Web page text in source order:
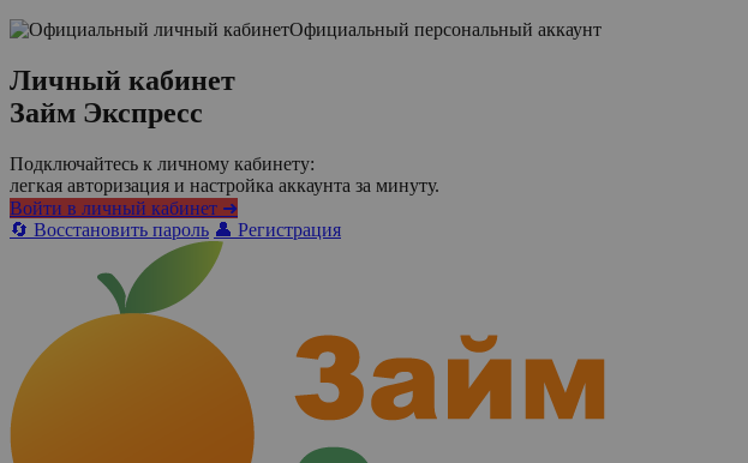
Официальный персональный аккаунт
Личный кабинет
Займ Экспресс
Подключайтесь к личному кабинету:
легкая авторизация и настройка аккаунта за минуту.
Войти в личный кабинет ➜
🔄 Восстановить пароль 👤 Регистрация